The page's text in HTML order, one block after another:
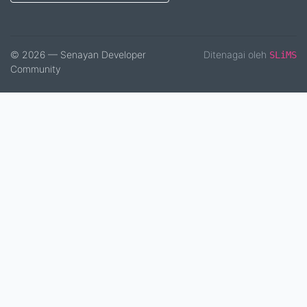
© 2026 — Senayan Developer
Community
Ditenagai oleh SLiMS